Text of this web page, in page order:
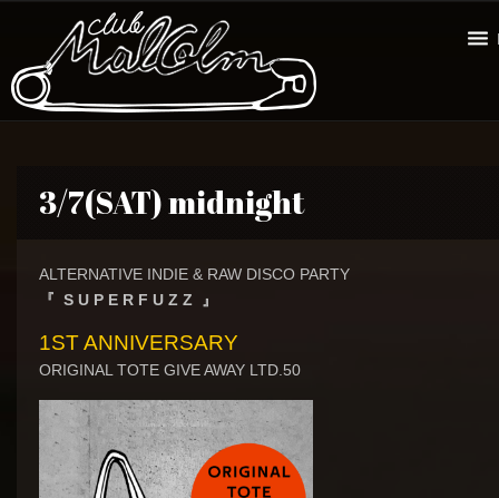
3/7(SAT) midnight
ALTERNATIVE INDIE & RAW DISCO PARTY
『 S U P E R F U Z Z 』
1ST ANNIVERSARY
ORIGINAL TOTE GIVE AWAY LTD.50